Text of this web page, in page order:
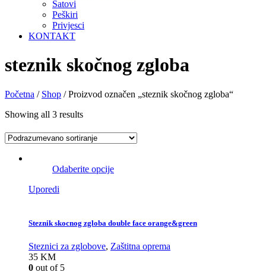
Satovi
Peškiri
Privjesci
KONTAKT
steznik skočnog zgloba
Početna / Shop / Proizvod označen „steznik skočnog zgloba“
Showing all 3 results
Odaberite opcije
Uporedi
Steznik skocnog zgloba double face orange&green
Steznici za zglobove, Zaštitna oprema
35 KM
0 out of 5